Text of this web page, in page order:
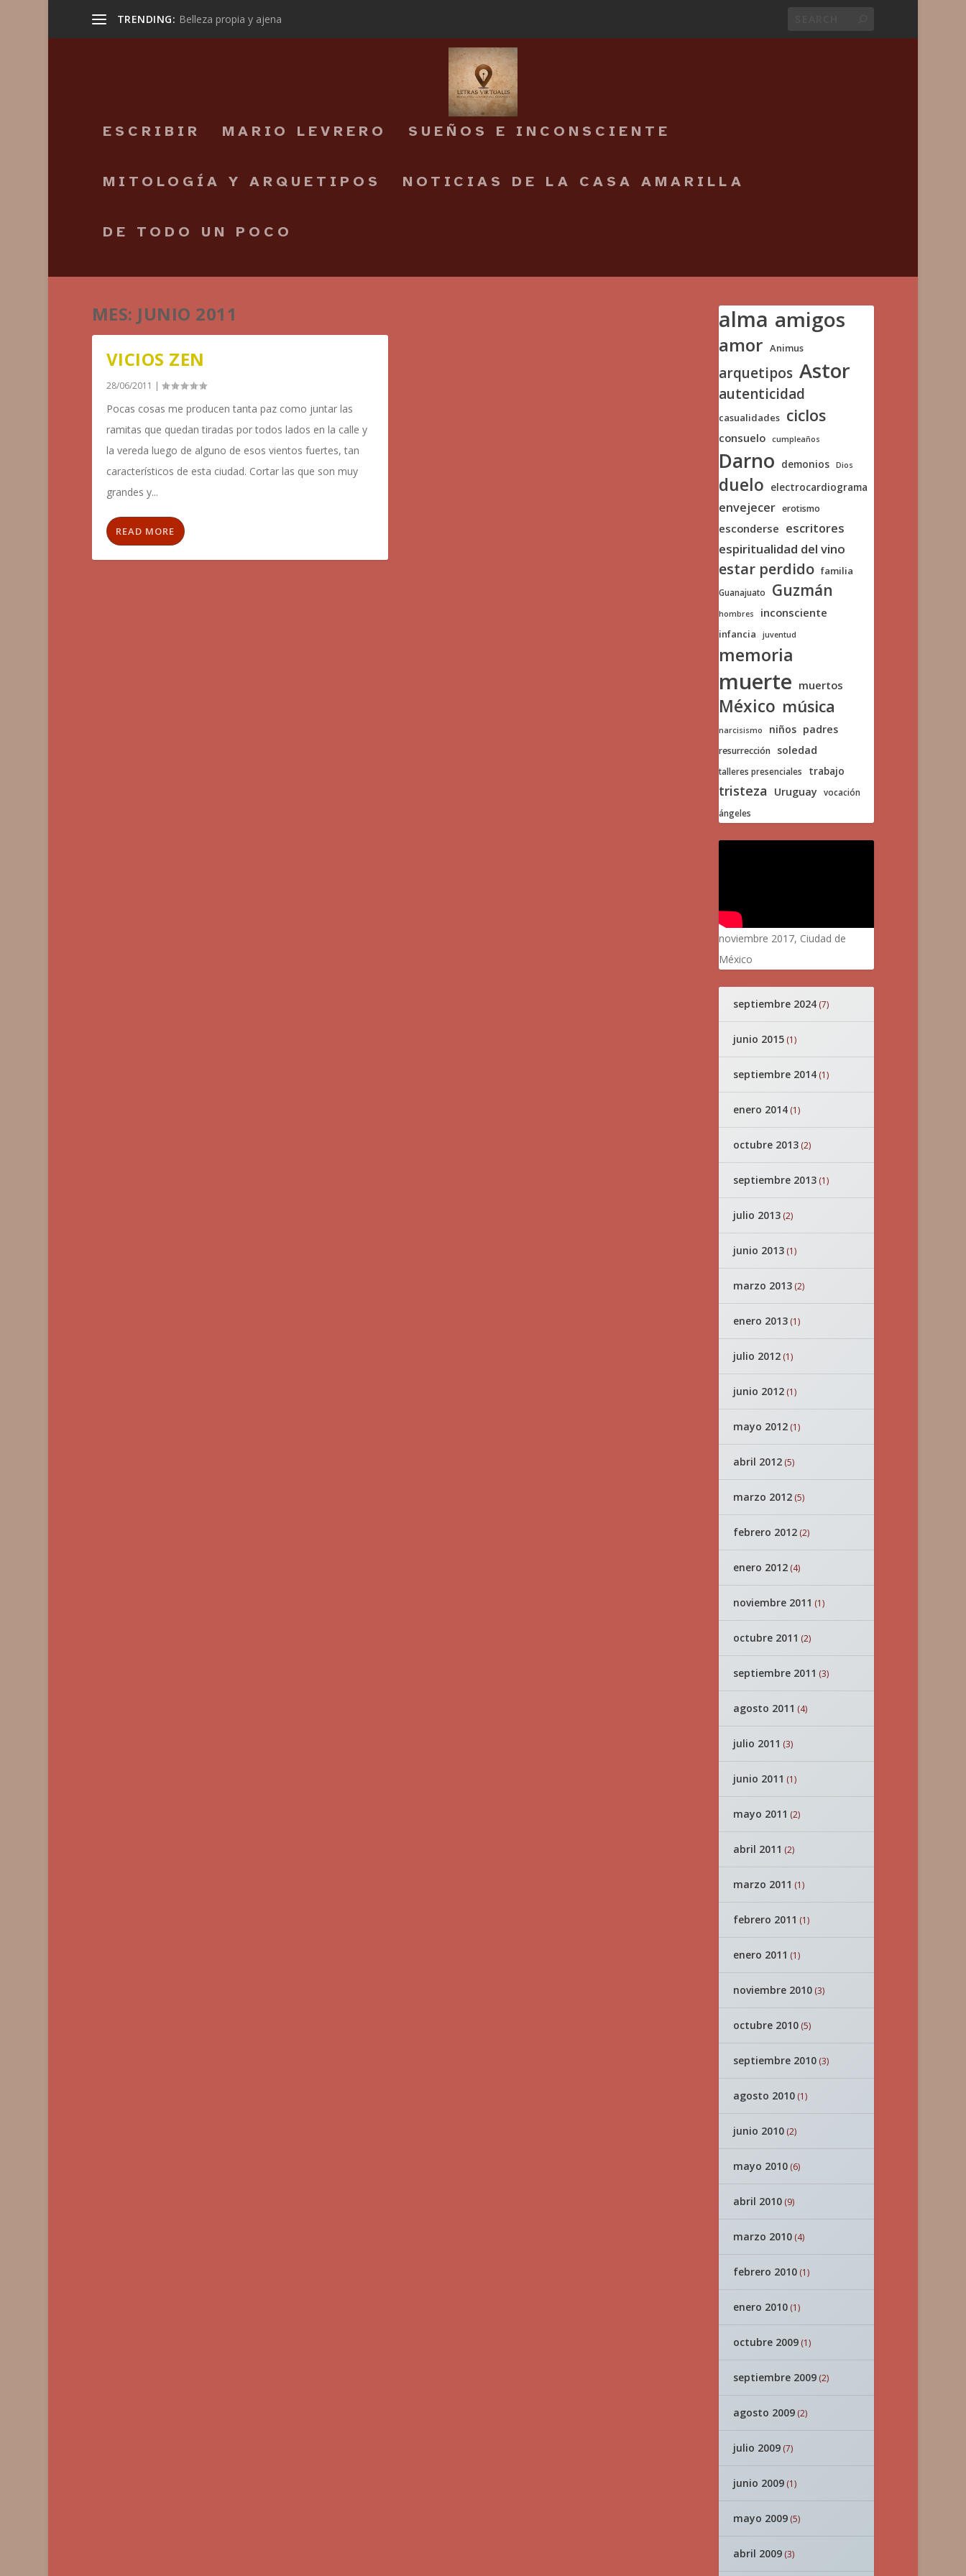
TRENDING: Belleza propia y ajena
ESCRIBIR MARIO LEVRERO SUEÑOS E INCONSCIENTE
MITOLOGÍA Y ARQUETIPOS NOTICIAS DE LA CASA AMARILLA
DE TODO UN POCO
MES: JUNIO 2011
VICIOS ZEN
28/06/2011 |
Pocas cosas me producen tanta paz como juntar las
ramitas que quedan tiradas por todos lados en la calle y
la vereda luego de alguno de esos vientos fuertes, tan
característicos de esta ciudad. Cortar las que son muy
grandes y...
READ MORE
alma amigos
amor Animus
arquetipos Astor
autenticidad
casualidades ciclos
consuelo cumpleaños
Darno demonios Dios
duelo electrocardiograma
envejecer erotismo
esconderse escritores
espiritualidad del vino
estar perdido familia
Guanajuato Guzmán
hombres inconsciente
infancia juventud
memoria
muerte muertos
México música
narcisismo niños padres
resurrección soledad
talleres presenciales trabajo
tristeza Uruguay
vocación
ángeles
noviembre 2017, Ciudad de
México
septiembre 2024(7)
junio 2015(1)
septiembre 2014(1)
enero 2014(1)
octubre 2013(2)
septiembre 2013(1)
julio 2013(2)
junio 2013(1)
marzo 2013(2)
enero 2013(1)
julio 2012(1)
junio 2012(1)
mayo 2012(1)
abril 2012(5)
marzo 2012(5)
febrero 2012(2)
enero 2012(4)
noviembre 2011 (1)
octubre 2011 (2)
septiembre 2011 (3)
agosto 2011 (4)
julio 2011 (3)
junio 2011 (1)
mayo 2011 (2)
abril 2011 (2)
marzo 2011 (1)
febrero 2011 (1)
enero 2011 (1)
noviembre 2010(3)
octubre 2010(5)
septiembre 2010(3)
agosto 2010(1)
junio 2010(2)
mayo 2010(6)
abril 2010(9)
marzo 2010(4)
febrero 2010(1)
enero 2010(1)
octubre 2009(1)
septiembre 2009(2)
agosto 2009(2)
julio 2009(7)
junio 2009(1)
mayo 2009(5)
abril 2009(3)